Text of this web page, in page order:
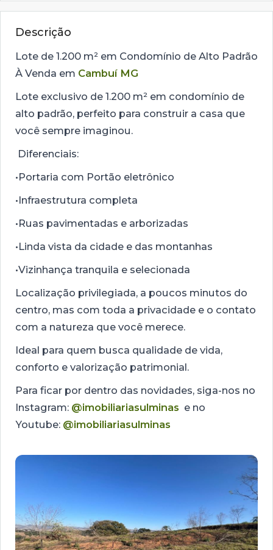
Descrição
Lote de 1.200 m² em Condomínio de Alto Padrão
À Venda em Cambuí MG
Lote exclusivo de 1.200 m² em condomínio de
alto padrão, perfeito para construir a casa que
você sempre imaginou.
Diferenciais:
•Portaria com Portão eletrônico
•Infraestrutura completa
•Ruas pavimentadas e arborizadas
•Linda vista da cidade e das montanhas
•Vizinhança tranquila e selecionada
Localização privilegiada, a poucos minutos do
centro, mas com toda a privacidade e o contato
com a natureza que você merece.
Ideal para quem busca qualidade de vida,
conforto e valorização patrimonial.
Para ficar por dentro das novidades, siga-nos no
Instagram: @imobiliariasulminas e no
Youtube: @imobiliariasulminas